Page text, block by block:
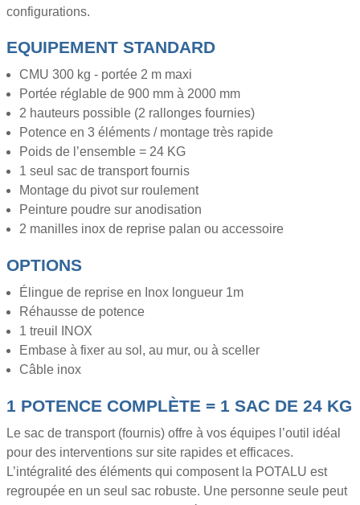
configurations.
EQUIPEMENT STANDARD
CMU 300 kg - portée 2 m maxi
Portée réglable de 900 mm à 2000 mm
2 hauteurs possible (2 rallonges fournies)
Potence en 3 éléments / montage très rapide
Poids de l’ensemble = 24 KG
1 seul sac de transport fournis
Montage du pivot sur roulement
Peinture poudre sur anodisation
2 manilles inox de reprise palan ou accessoire
OPTIONS
Élingue de reprise en Inox longueur 1m
Réhausse de potence
1 treuil INOX
Embase à fixer au sol, au mur, ou à sceller
Câble inox
1 POTENCE COMPLÈTE = 1 SAC DE 24 KG
Le sac de transport (fournis) offre à vos équipes l’outil idéal
pour des interventions sur site rapides et efficaces.
L’intégralité des éléments qui composent la POTALU est
regroupée en un seul sac robuste. Une personne seule peut